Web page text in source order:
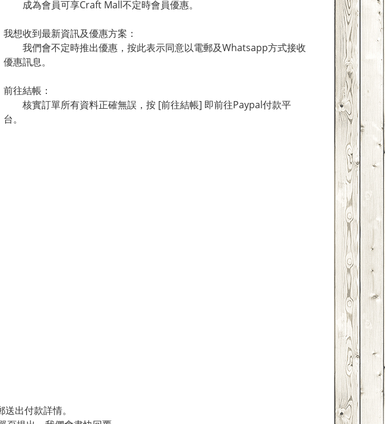
成為會員可享Craft Mall不定時會員優惠。
我想收到最新資訊及優惠方案：
我們會不定時推出優惠，按此表示同意以電郵及Whatsapp方式接收
優惠訊息。
前往結帳：
核實訂單所有資料正確無誤，按 [前往結帳] 即前往Paypal付款平
台。
出付款詳情。